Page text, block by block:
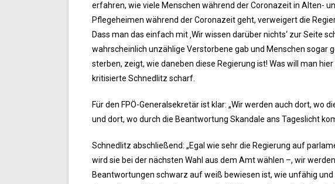
erfahren, wie viele Menschen während der Coronazeit in Alten-
Pflegeheimen während der Coronazeit geht, verweigert die
Dass man das einfach mit ‚Wir wissen darüber nichts‘ zur Seite
wahrscheinlich unzählige Verstorbene gab und Menschen sogar
sterben, zeigt, wie daneben diese Regierung ist! Was will man
kritisierte Schnedlitz scharf.
Für den FPÖ-Generalsekretär ist klar: „Wir werden auch dort,
und dort, wo durch die Beantwortung Skandale ans Tageslicht
Schnedlitz abschließend: „Egal wie sehr die Regierung auf
wird sie bei der nächsten Wahl aus dem Amt wählen –, wir
Beantwortungen schwarz auf weiß bewiesen ist, wie unfähig